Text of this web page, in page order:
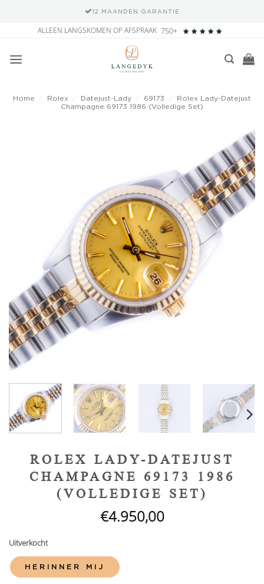
12 MAANDEN GARANTIE
inhoud
ALLEEN LANGSKOMEN OP AFSPRAAK 750+
Home Rolex Datejust-Lady 69173
Rolex Lady-Datejust
Champagne 69173 1986 (Volledige Set)
Add to
wishlist
ROLEX LADY-DATEJUST
CHAMPAGNE 69173 1986
(VOLLEDIGE SET)
€4.950,00
Uitverkocht
HERINNER MIJ